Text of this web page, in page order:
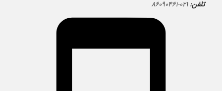
تلفن: ۰۲۱-۸۶۰۹۰۴۶۱